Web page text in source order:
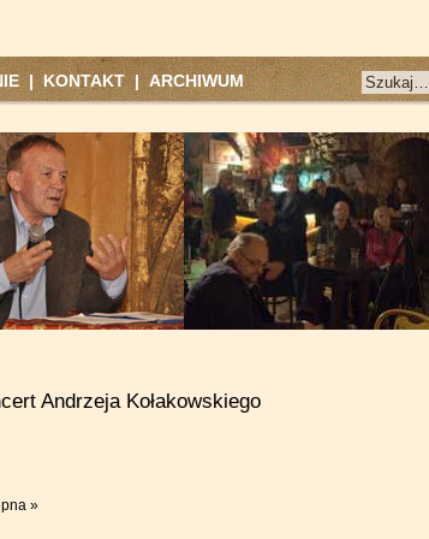
| KONTAKT | ARCHIWUM
Andrzeja Kołakowskiego
»